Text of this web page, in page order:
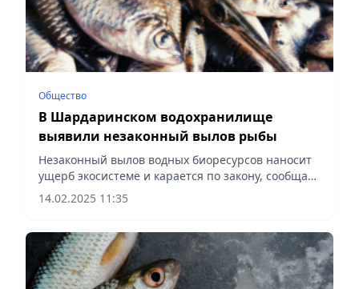
Общество
В Шардаринском водохранилище
выявили незаконный вылов рыбы
Незаконный вылов водных биоресурсов наносит
ущерб экосистеме и карается по закону, сообщает
Vecher.kz.
14.02.2025 11:35